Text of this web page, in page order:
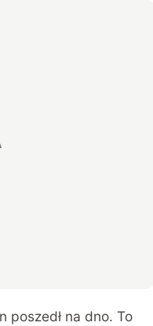
poszedł na dno. To